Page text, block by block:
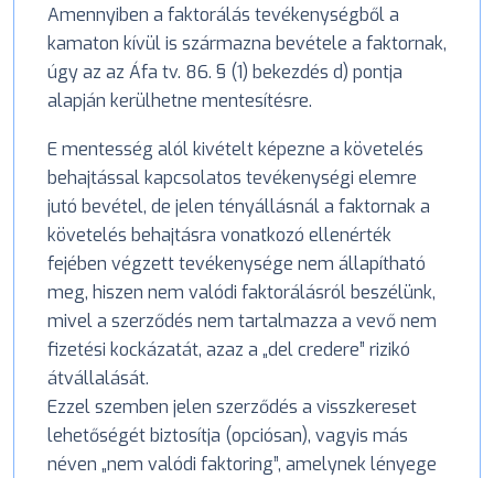
Amennyiben a faktorálás tevékenységből a
kamaton kívül is származna bevétele a faktornak,
úgy az az Áfa tv. 86. § (1) bekezdés d) pontja
alapján kerülhetne mentesítésre.
E mentesség alól kivételt képezne a követelés
behajtással kapcsolatos tevékenységi elemre
jutó bevétel, de jelen tényállásnál a faktornak a
követelés behajtásra vonatkozó ellenérték
fejében végzett tevékenysége nem állapítható
meg, hiszen nem valódi faktorálásról beszélünk,
mivel a szerződés nem tartalmazza a vevő nem
fizetési kockázatát, azaz a „del credere” rizikó
átvállalását.
Ezzel szemben jelen szerződés a visszkereset
lehetőségét biztosítja (opciósan), vagyis más
néven „nem valódi faktoring”, amelynek lényege